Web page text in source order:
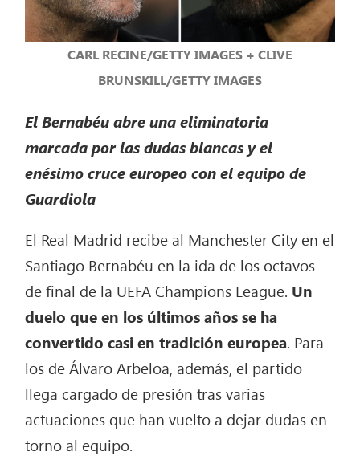
CARL RECINE/GETTY IMAGES + CLIVE
BRUNSKILL/GETTY IMAGES
El Bernabéu abre una eliminatoria
marcada por las dudas blancas y el
enésimo cruce europeo con el equipo de
Guardiola
El Real Madrid recibe al Manchester City en el
Santiago Bernabéu en la ida de los octavos
de final de la UEFA Champions League. Un
duelo que en los últimos años se ha
convertido casi en tradición europea. Para
los de Álvaro Arbeloa, además, el partido
llega cargado de presión tras varias
actuaciones que han vuelto a dejar dudas en
torno al equipo.